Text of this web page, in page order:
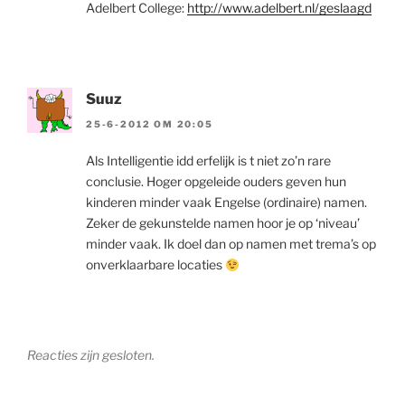
Adelbert College: http://www.adelbert.nl/geslaagd
Suuz
25-6-2012 OM 20:05
Als Intelligentie idd erfelijk is t niet zo’n rare
conclusie. Hoger opgeleide ouders geven hun
kinderen minder vaak Engelse (ordinaire) namen.
Zeker de gekunstelde namen hoor je op ‘niveau’
minder vaak. Ik doel dan op namen met trema’s op
onverklaarbare locaties
Reacties zijn gesloten.